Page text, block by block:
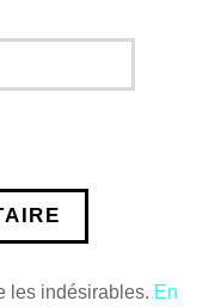
les indésirables. En